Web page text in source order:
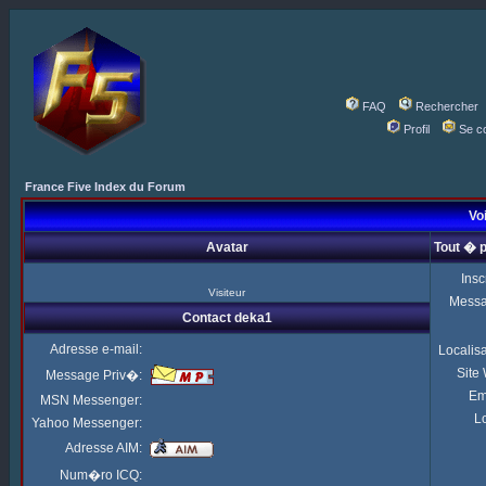
FAQ
Rechercher
Profil
Se
France Five Index du Forum
Avatar Tout �
Visiteur
Site
Contact deka1
Adresse e-mail:
Message Priv�:
MSN Messenger:
Yahoo Messenger:
Adresse AIM:
Num�ro ICQ: